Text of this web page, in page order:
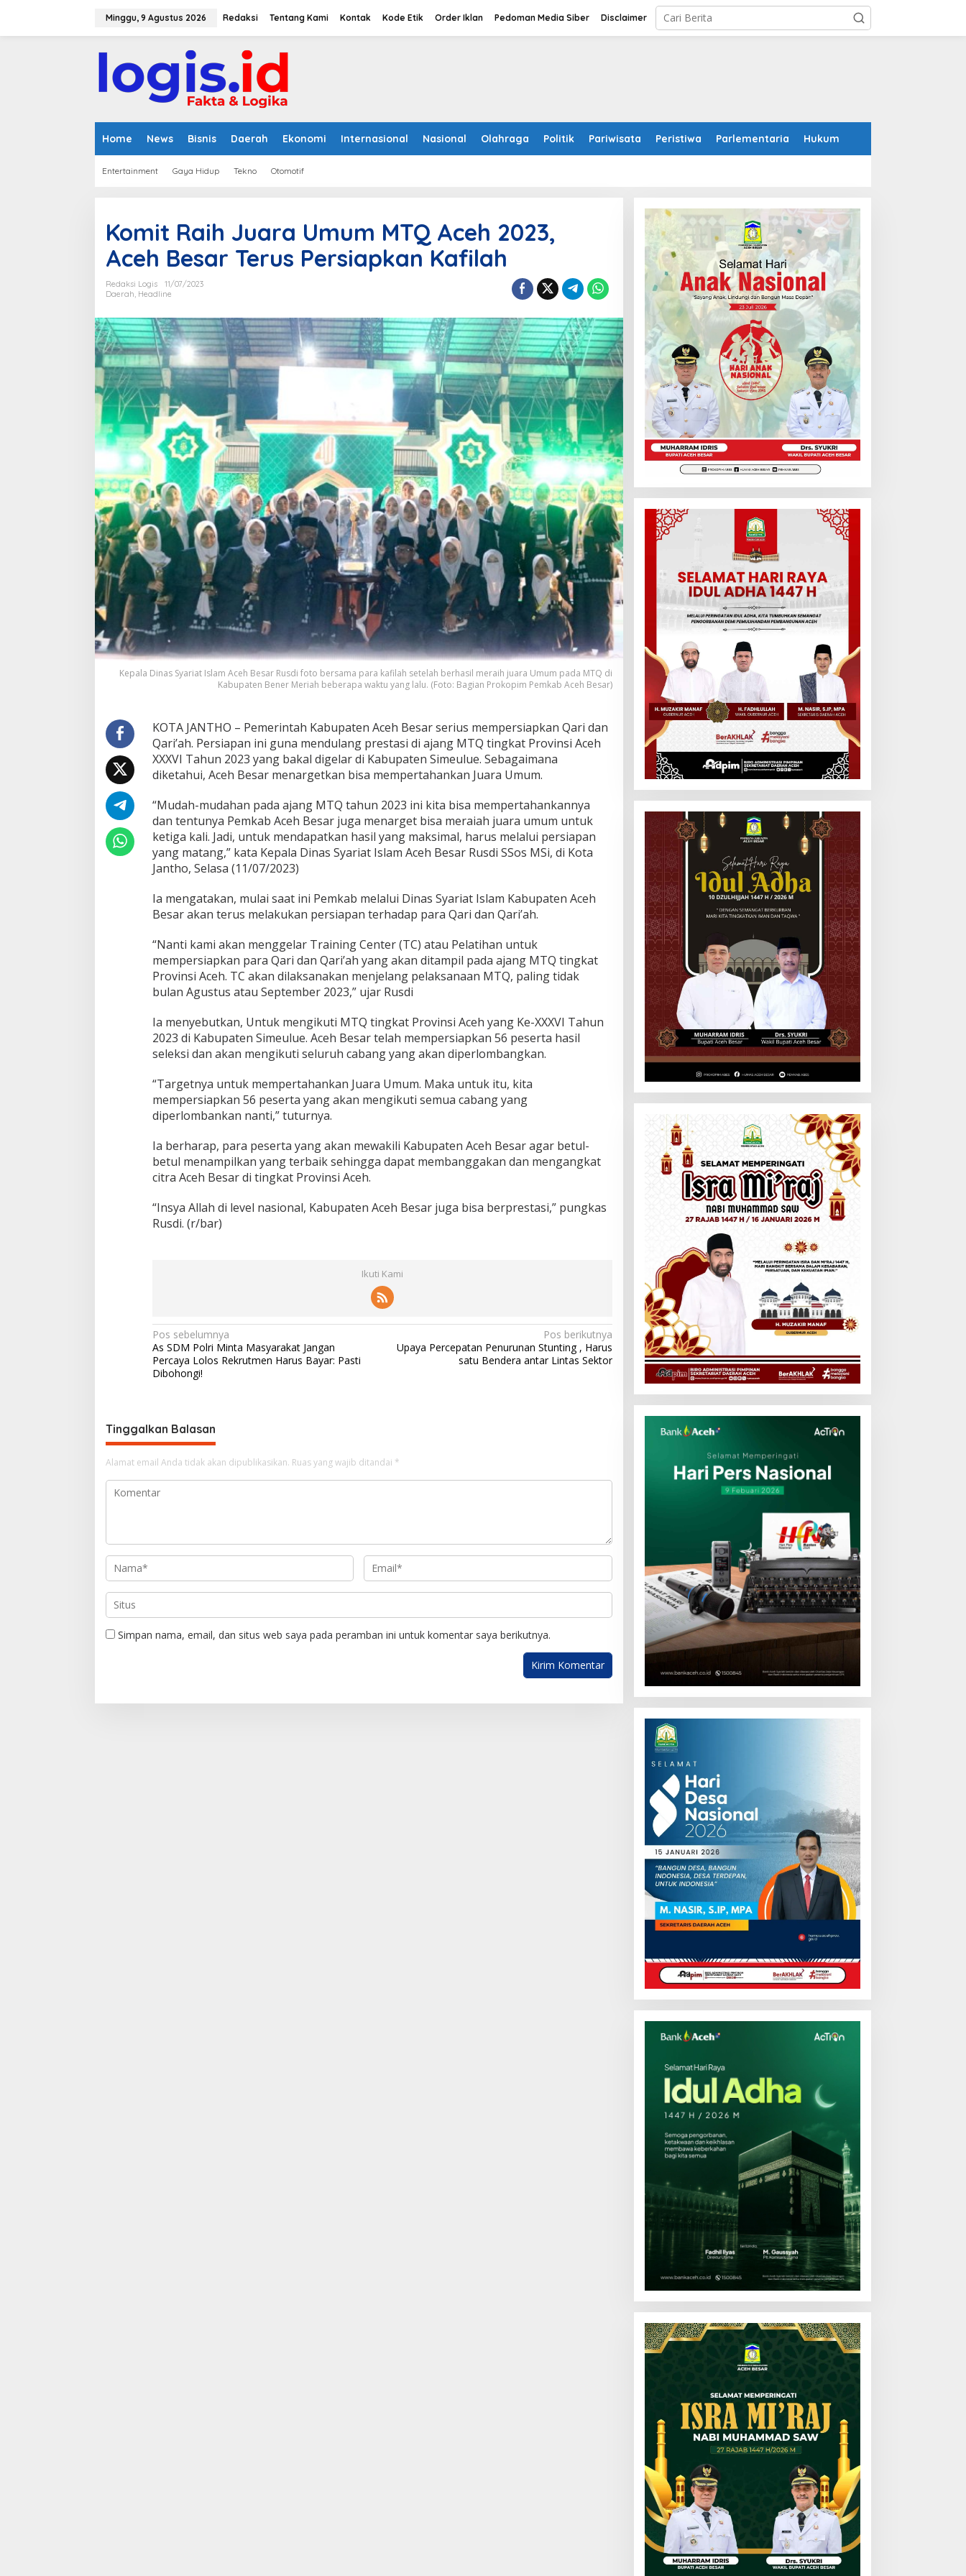
Minggu, 9 Agustus 2026 Redaksi Tentang Kami Kontak Kode Etik Order Iklan Pedoman Media Siber Disclaimer
Home News Bisnis Daerah Ekonomi Internasional Nasional Olahraga Politik Pariwisata Peristiwa Parlementaria Hukum
Entertainment Gaya Hidup Tekno Otomotif
Komit Raih Juara Umum MTQ Aceh 2023,
Aceh Besar Terus Persiapkan Kafilah
Redaksi Logis
11/07/2023
Daerah, Headline
Kepala Dinas Syariat Islam Aceh Besar Rusdi foto bersama para kafilah setelah berhasil meraih juara Umum pada MTQ di
Kabupaten Bener Meriah beberapa waktu yang lalu. (Foto: Bagian Prokopim Pemkab Aceh Besar)
KOTA JANTHO – Pemerintah Kabupaten Aceh Besar serius mempersiapkan Qari dan
Qari’ah. Persiapan ini guna mendulang prestasi di ajang MTQ tingkat Provinsi Aceh
XXXVI Tahun 2023 yang bakal digelar di Kabupaten Simeulue. Sebagaimana
diketahui, Aceh Besar menargetkan bisa mempertahankan Juara Umum.
“Mudah-mudahan pada ajang MTQ tahun 2023 ini kita bisa mempertahankannya
dan tentunya Pemkab Aceh Besar juga menarget bisa meraiah juara umum untuk
ketiga kali. Jadi, untuk mendapatkan hasil yang maksimal, harus melalui persiapan
yang matang,” kata Kepala Dinas Syariat Islam Aceh Besar Rusdi SSos MSi, di Kota
Jantho, Selasa (11/07/2023)
Ia mengatakan, mulai saat ini Pemkab melalui Dinas Syariat Islam Kabupaten Aceh
Besar akan terus melakukan persiapan terhadap para Qari dan Qari’ah.
“Nanti kami akan menggelar Training Center (TC) atau Pelatihan untuk
mempersiapkan para Qari dan Qari’ah yang akan ditampil pada ajang MTQ tingkat
Provinsi Aceh. TC akan dilaksanakan menjelang pelaksanaan MTQ, paling tidak
bulan Agustus atau September 2023,” ujar Rusdi
Ia menyebutkan, Untuk mengikuti MTQ tingkat Provinsi Aceh yang Ke-XXXVI Tahun
2023 di Kabupaten Simeulue. Aceh Besar telah mempersiapkan 56 peserta hasil
seleksi dan akan mengikuti seluruh cabang yang akan diperlombangkan.
“Targetnya untuk mempertahankan Juara Umum. Maka untuk itu, kita
mempersiapkan 56 peserta yang akan mengikuti semua cabang yang
diperlombankan nanti,” tuturnya.
Ia berharap, para peserta yang akan mewakili Kabupaten Aceh Besar agar betul-
betul menampilkan yang terbaik sehingga dapat membanggakan dan mengangkat
citra Aceh Besar di tingkat Provinsi Aceh.
“Insya Allah di level nasional, Kabupaten Aceh Besar juga bisa berprestasi,” pungkas
Rusdi. (r/bar)
Ikuti Kami
N
a
v
a
s
i
p
s
Pos sebelumnya
As SDM Polri Minta Masyarakat Jangan
Percaya Lolos Rekrutmen Harus Bayar: Pasti
Dibohongi!
Pos berikutnya
Upaya Percepatan Penurunan Stunting , Harus
satu Bendera antar Lintas Sektor
Tinggalkan Balasan
Alamat email Anda tidak akan dipublikasikan. Ruas yang wajib ditandai *
Simpan nama, email, dan situs web saya pada peramban ini untuk komentar saya berikutnya.